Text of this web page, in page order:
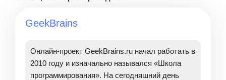
GeekBrains
Онлайн-проект GeekBrains.ru начал работать в
2010 году и изначально назывался «Школа
программирования». На сегодняшний день